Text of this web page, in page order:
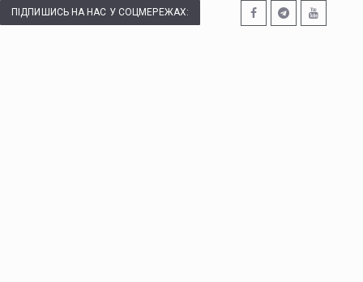
ПІДПИШИСЬ НА НАС У СОЦМЕРЕЖАХ: